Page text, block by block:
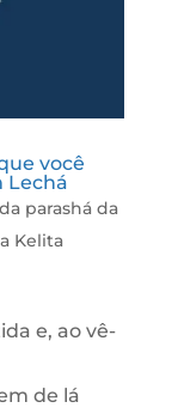
você
Lechá
parashá da
Kelita
e, ao vê-
de lá